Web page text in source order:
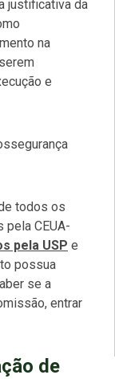
justificativa da
na
e
todos os
CEUA-
pela USP e
possua
se a
entrar
de